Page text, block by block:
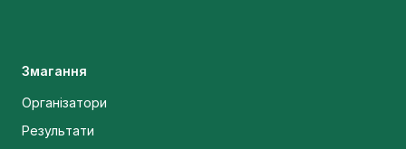
Змагання
Організатори
Результати